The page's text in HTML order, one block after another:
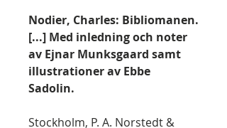
Nodier, Charles: Bibliomanen.
[...] Med inledning och noter
av Ejnar Munksgaard samt
illustrationer av Ebbe
Sadolin.
Stockholm, P. A. Norstedt &